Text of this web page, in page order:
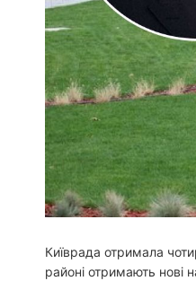
Київрада отримала
районі отримають нові